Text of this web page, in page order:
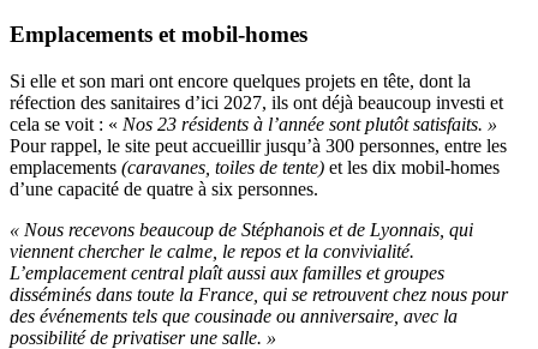
Emplacements et mobil-homes
Si elle et son mari ont encore quelques projets en tête, dont la
réfection des sanitaires d’ici 2027, ils ont déjà beaucoup investi et
cela se voit : « Nos 23 résidents à l’année sont plutôt satisfaits. »
Pour rappel, le site peut accueillir jusqu’à 300 personnes, entre les
emplacements (caravanes, toiles de tente) et les dix mobil-homes
d’une capacité de quatre à six personnes.
« Nous recevons beaucoup de Stéphanois et de Lyonnais, qui
viennent chercher le calme, le repos et la convivialité.
L’emplacement central plaît aussi aux familles et groupes
disséminés dans toute la France, qui se retrouvent chez nous pour
des événements tels que cousinade ou anniversaire, avec la
possibilité de privatiser une salle. »